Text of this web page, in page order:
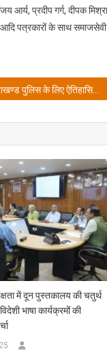
आर्य, प्रदीप गर्ग, दीपक
आदि पत्रकारों के साथ समाजसेवी
उत्तराखण्ड पुलिस के लिए ऐतिहासिक गौरव: ‘राष्ट्रपति पुलिस कलर’ से सम्मानित होने पर मुख्यमंत्री धामी ने जताया गर्व
में दून पुस्तकालय की चतुर्थ
भाषा कार्यक्रमों की